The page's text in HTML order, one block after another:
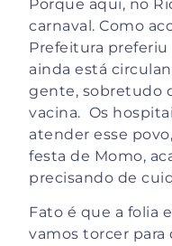
Porque aqui, no
carnaval. Como
Prefeitura preferiu
ainda está
gente, sobretudo
vacina. Os
atender esse
festa de Momo,
precisando de
Fato é que a folia
vamos torcer para